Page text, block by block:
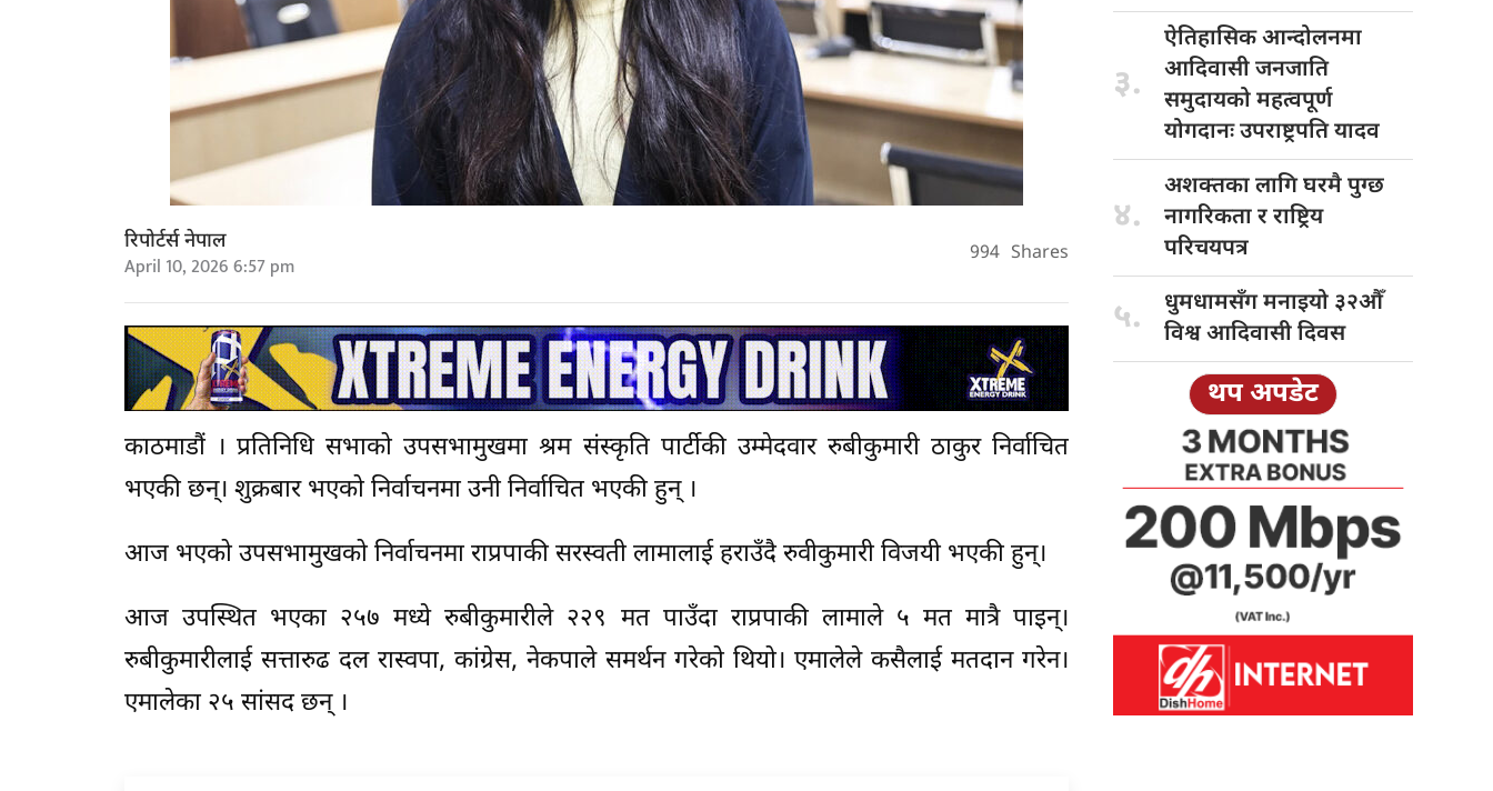
रिपोर्टर्स नेपाल
April 10, 2026 6:57 pm 994 Shares
काठमाडौं । प्रतिनिधि सभाको उपसभामुखमा श्रम संस्कृति पार्टीकी उम्मेदवार रुबीकुमारी ठाकुर निर्वाचित
भएकी छन्। शुक्रबार भएको निर्वाचनमा उनी निर्वाचित भएकी हुन् ।
आज भएको उपसभामुखको निर्वाचनमा राप्रपाकी सरस्वती लामालाई हराउँदै रुवीकुमारी विजयी भएकी हुन्।
आज उपस्थित भएका २५७ मध्ये रुबीकुमारीले २२९ मत पाउँदा राप्रपाकी लामाले ५ मत मात्रै पाइन्।
रुबीकुमारीलाई सत्तारुढ दल रास्वपा, कांग्रेस, नेकपाले समर्थन गरेको थियो। एमालेले कसैलाई मतदान गरेन।
एमालेका २५ सांसद छन् ।
३.
ऐतिहासिक आन्दोलनमा
आदिवासी जनजाति
समुदायको महत्वपूर्ण
योगदानः उपराष्ट्रपति यादव
४.
अशक्तका लागिघरमै पुग्छ
नागरिकता र राष्ट्रिय
परिचयपत्र
५. धुमधामसँग मनाइयो ३२औँ
विश्व आदिवासी दिवस
थप अपडेट